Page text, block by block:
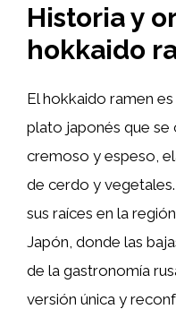
Historia y
hokkaido
El hokkaido ramen
plato japonés que se
cremoso y espeso,
de cerdo y
sus raíces en la
Japón, donde las
de la gastronomía
versión única y